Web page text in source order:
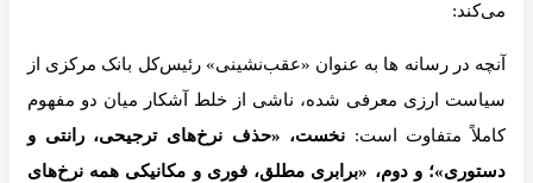
می‌کند:
آنچه در رسانه ها به عنوان «عقب‌نشینی» رئیس‌کل بانک مرکزی از
سیاست ارزی معرفی شده، ناشی از خلط آشکار میان دو مفهوم
کاملاً متفاوت است: نخست، «حذف نرخ‌های ترجیحی، رانتی و
دستوری»؛ و دوم، «برابری مطلق، فوری و مکانیکی همه نرخ‌های